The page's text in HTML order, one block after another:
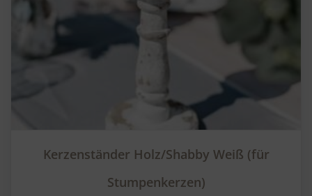
Kerzenständer Holz/Shabby Weiß (für
Stumpenkerzen)